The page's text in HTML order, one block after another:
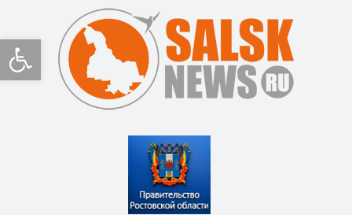
Открыть панель инструментов